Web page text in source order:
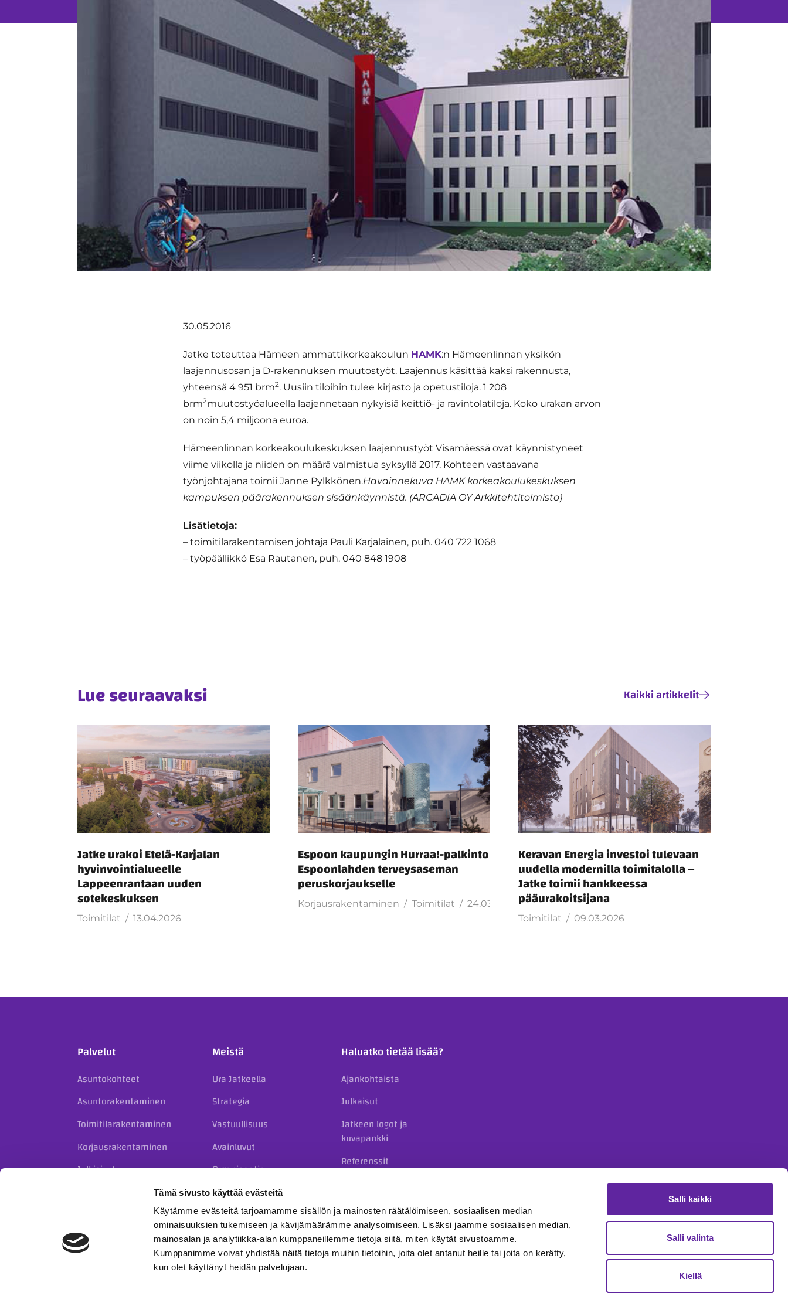
Tämä sivusto käyttää evästeitä
Käytämme evästeitä tarjoamamme sisällön ja mainosten räätälöimiseen, sosiaalisen median
ominaisuuksien tukemiseen ja kävijämäärämme analysoimiseen. Lisäksi jaamme sosiaalisen median,
mainosalan ja analytiikka-alan kumppaneillemme tietoja siitä, miten käytät sivustoamme.
Kumppanimme voivat yhdistää näitä tietoja muihin tietoihin, joita olet antanut heille tai joita on kerätty,
kun olet käyttänyt heidän palvelujaan.
Salli kaikki
Salli valinta
Kiellä
30.05.2016
Jatke toteuttaa Hämeen ammattikorkeakoulun HAMK:n Hämeenlinnan yksikön
laajennusosan ja D-rakennuksen muutostyöt. Laajennus käsittää kaksi rakennusta,
yhteensä 4 951 brm2. Uusiin tiloihin tulee kirjasto ja opetustiloja. 1 208
brm2muutostyöalueella laajennetaan nykyisiä keittiö- ja ravintolatiloja. Koko urakan arvon
on noin 5,4 miljoona euroa.
Hämeenlinnan korkeakoulukeskuksen laajennustyöt Visamäessä ovat käynnistyneet
viime viikolla ja niiden on määrä valmistua syksyllä 2017. Kohteen vastaavana
työnjohtajana toimii Janne Pylkkönen.Havainnekuva HAMK korkeakoulukeskuksen
kampuksen päärakennuksen sisäänkäynnistä. (ARCADIA OY Arkkitehtitoimisto)
Lisätietoja:
– toimitilarakentamisen johtaja Pauli Karjalainen, puh. 040 722 1068
– työpäällikkö Esa Rautanen, puh. 040 848 1908
Lue seuraavaksi
Jatke urakoi Etelä-Karjalan
hyvinvointialueelle
Lappeenrantaan uuden
sotekeskuksen
Toimitilat 13.04.2026
Espoon kaupungin Hurraa!-palkinto
Espoonlahden terveysaseman
peruskorjaukselle
Korjausrakentaminen Toimitilat 24.03.2026
Keravan Energia investoi tulevaan
uudella modernilla toimitalolla –
Jatke toimii hankkeessa
pääurakoitsijana
Toimitilat 09.03.2026
Kaikki artikkelit
Palvelut
Asuntokohteet
Asuntorakentaminen
Toimitilarakentaminen
Korjausrakentaminen
Julkisivut
Täydennysrakentaminen
taloyhtiöille
Meistä
Ura Jatkeella
Strategia
Vastuullisuus
Avainluvut
Organisaatio
Historia
Haluatko tietää lisää?
Ajankohtaista
Julkaisut
Jatkeen logot ja
kuvapankki
Referenssit